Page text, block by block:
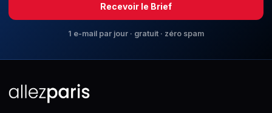
Recevoir le Brief
1 e-mail par jour · gratuit · zéro spam